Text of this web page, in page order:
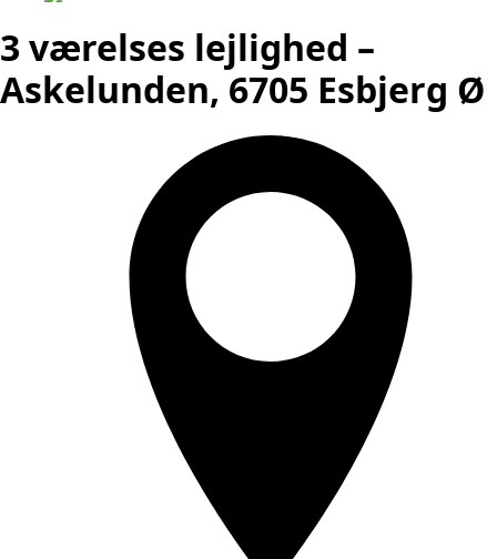
3 værelses lejlighed –
Askelunden, 6705 Esbjerg Ø